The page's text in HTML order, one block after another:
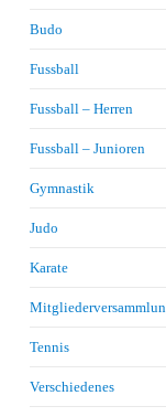
Budo
Fussball
Fussball – Herren
Fussball – Junioren
Gymnastik
Judo
Karate
Tennis
Verschiedenes